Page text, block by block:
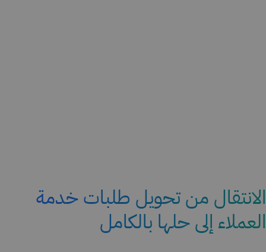
الانتقال من تحويل طلبات خدمة
العملاء إلى حلها بالكامل